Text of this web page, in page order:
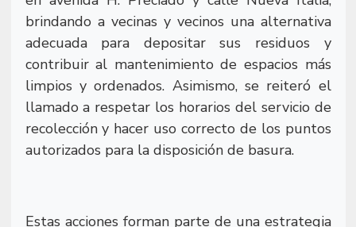
brindando a vecinas y vecinos una alternativa
adecuada para depositar sus residuos y
contribuir al mantenimiento de espacios más
limpios y ordenados. Asimismo, se reiteró el
llamado a respetar los horarios del servicio de
recolección y hacer uso correcto de los puntos
autorizados para la disposición de basura.
Estas acciones forman parte de una estrategia